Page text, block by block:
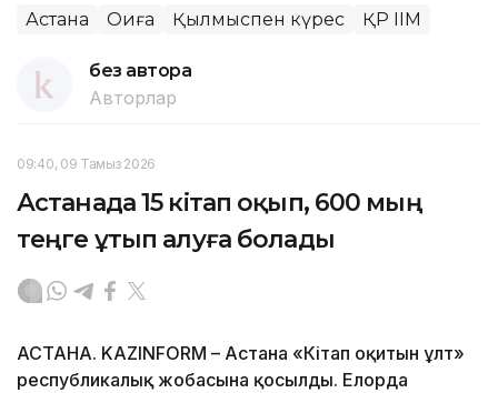
Астана Оқиға Қылмыспен күрес ҚР ІІМ
без автора
Авторлар
09:40, 09 Тамыз 2026
Астанада 15 кітап оқып, 600 мың
теңге ұтып алуға болады
АСТАНА. KAZINFORM – Астана «Кітап оқитын ұлт»
республикалық жобасына қосылды. Елорда